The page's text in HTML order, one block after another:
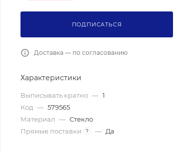
ПОДПИСАТЬСЯ
Доставка — по согласованию
Характеристики
Выписывать кратно — 1
Код — 579565
Материал — Стекло
Прямые поставки
? — Да